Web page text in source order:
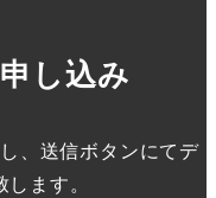
し込み
、送信ボタンにてデ
ます。